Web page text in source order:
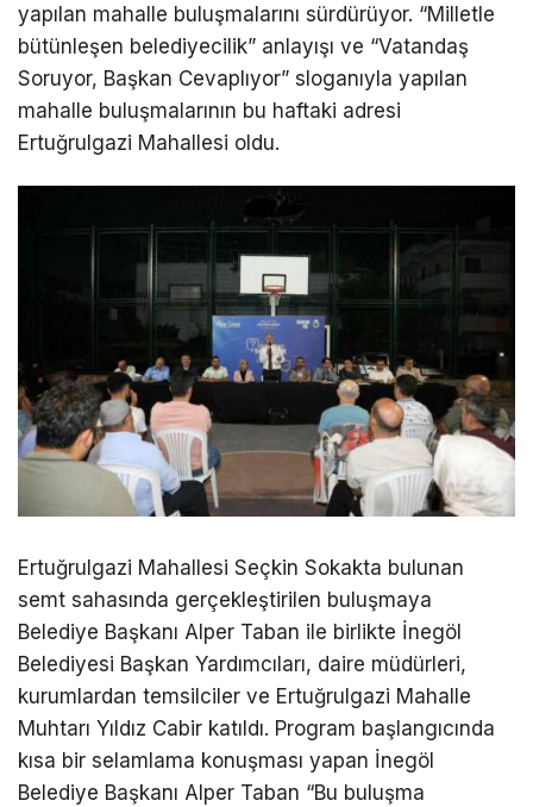
yapılan mahalle buluşmalarını sürdürüyor. “Milletle
bütünleşen belediyecilik” anlayışı ve “Vatandaş
Soruyor, Başkan Cevaplıyor” sloganıyla yapılan
mahalle buluşmalarının bu haftaki adresi
Ertuğrulgazi Mahallesi oldu.
Ertuğrulgazi Mahallesi Seçkin Sokakta bulunan
semt sahasında gerçekleştirilen buluşmaya
Belediye Başkanı Alper Taban ile birlikte İnegöl
Belediyesi Başkan Yardımcıları, daire müdürleri,
kurumlardan temsilciler ve Ertuğrulgazi Mahalle
Muhtarı Yıldız Cabir katıldı. Program başlangıcında
kısa bir selamlama konuşması yapan İnegöl
Belediye Başkanı Alper Taban “Bu buluşma